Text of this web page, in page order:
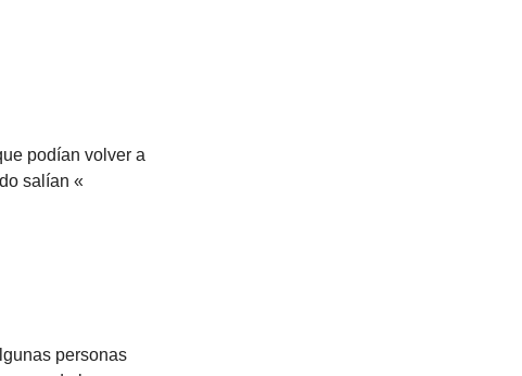
podían volver a
salían «
personas